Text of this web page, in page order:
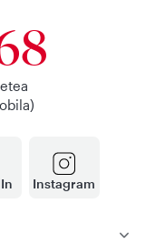
Instagram